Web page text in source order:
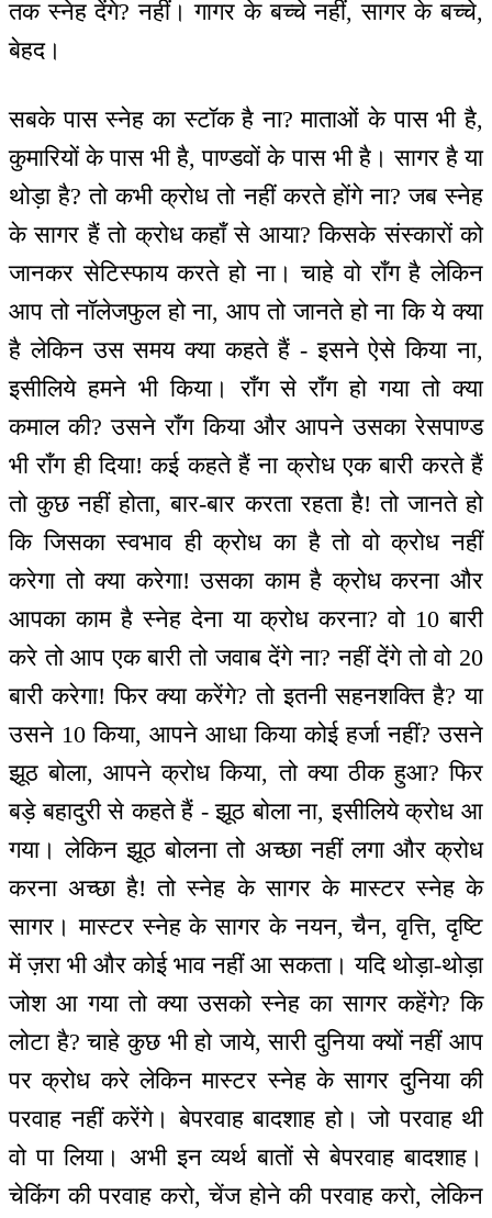
तक स्नेह देंगे? नहीं। गागर के बच्चे नहीं, सागर के बच्चे,
बेहद।
सबके पास स्नेह का स्टॉक है ना? माताओं के पास भी है,
कुमारियों के पास भी है, पाण्डवों के पास भी है। सागर है या
थोड़ा है? तो कभी क्रोध तो नहीं करते होंगे ना? जब स्नेह
के सागर हैं तो क्रोध कहाँ से आया? किसके संस्कारों को
जानकर सेटिस्फाय करते हो ना। चाहे वो राँग है लेकिन
आप तो नॉलेजफुल हो ना, आप तो जानते हो ना कि ये क्या
है लेकिन उस समय क्या कहते हैं - इसने ऐसे किया ना,
इसीलिये हमने भी किया। राँग से राँग हो गया तो क्या
कमाल की? उसने राँग किया और आपने उसका रेसपाण्ड
भी राँग ही दिया! कई कहते हैं ना क्रोध एक बारी करते हैं
तो कुछ नहीं होता, बार-बार करता रहता है! तो जानते हो
कि जिसका स्वभाव ही क्रोध का है तो वो क्रोध नहीं
करेगा तो क्या करेगा! उसका काम है क्रोध करना और
आपका काम है स्नेह देना या क्रोध करना? वो 10 बारी
करे तो आप एक बारी तो जवाब देंगे ना? नहीं देंगे तो वो 20
बारी करेगा! फिर क्या करेंगे? तो इतनी सहनशक्ति है? या
उसने 10 किया, आपने आधा किया कोई हर्जा नहीं? उसने
झूठ बोला, आपने क्रोध किया, तो क्या ठीक हुआ? फिर
बड़े बहादुरी से कहते हैं - झूठ बोला ना, इसीलिये क्रोध आ
गया। लेकिन झूठ बोलना तो अच्छा नहीं लगा और क्रोध
करना अच्छा है! तो स्नेह के सागर के मास्टर स्नेह के
सागर। मास्टर स्नेह के सागर के नयन, चैन, वृत्ति, दृष्टि
में ज़रा भी और कोई भाव नहीं आ सकता। यदि थोड़ा-थोड़ा
जोश आ गया तो क्या उसको स्नेह का सागर कहेंगे? कि
लोटा है? चाहे कुछ भी हो जाये, सारी दुनिया क्यों नहीं आप
पर क्रोध करे लेकिन मास्टर स्नेह के सागर दुनिया की
परवाह नहीं करेंगे। बेपरवाह बादशाह हो। जो परवाह थी
वो पा लिया। अभी इन व्यर्थ बातों से बेपरवाह बादशाह।
चेकिंग की परवाह करो, चेंज होने की परवाह करो, लेकिन